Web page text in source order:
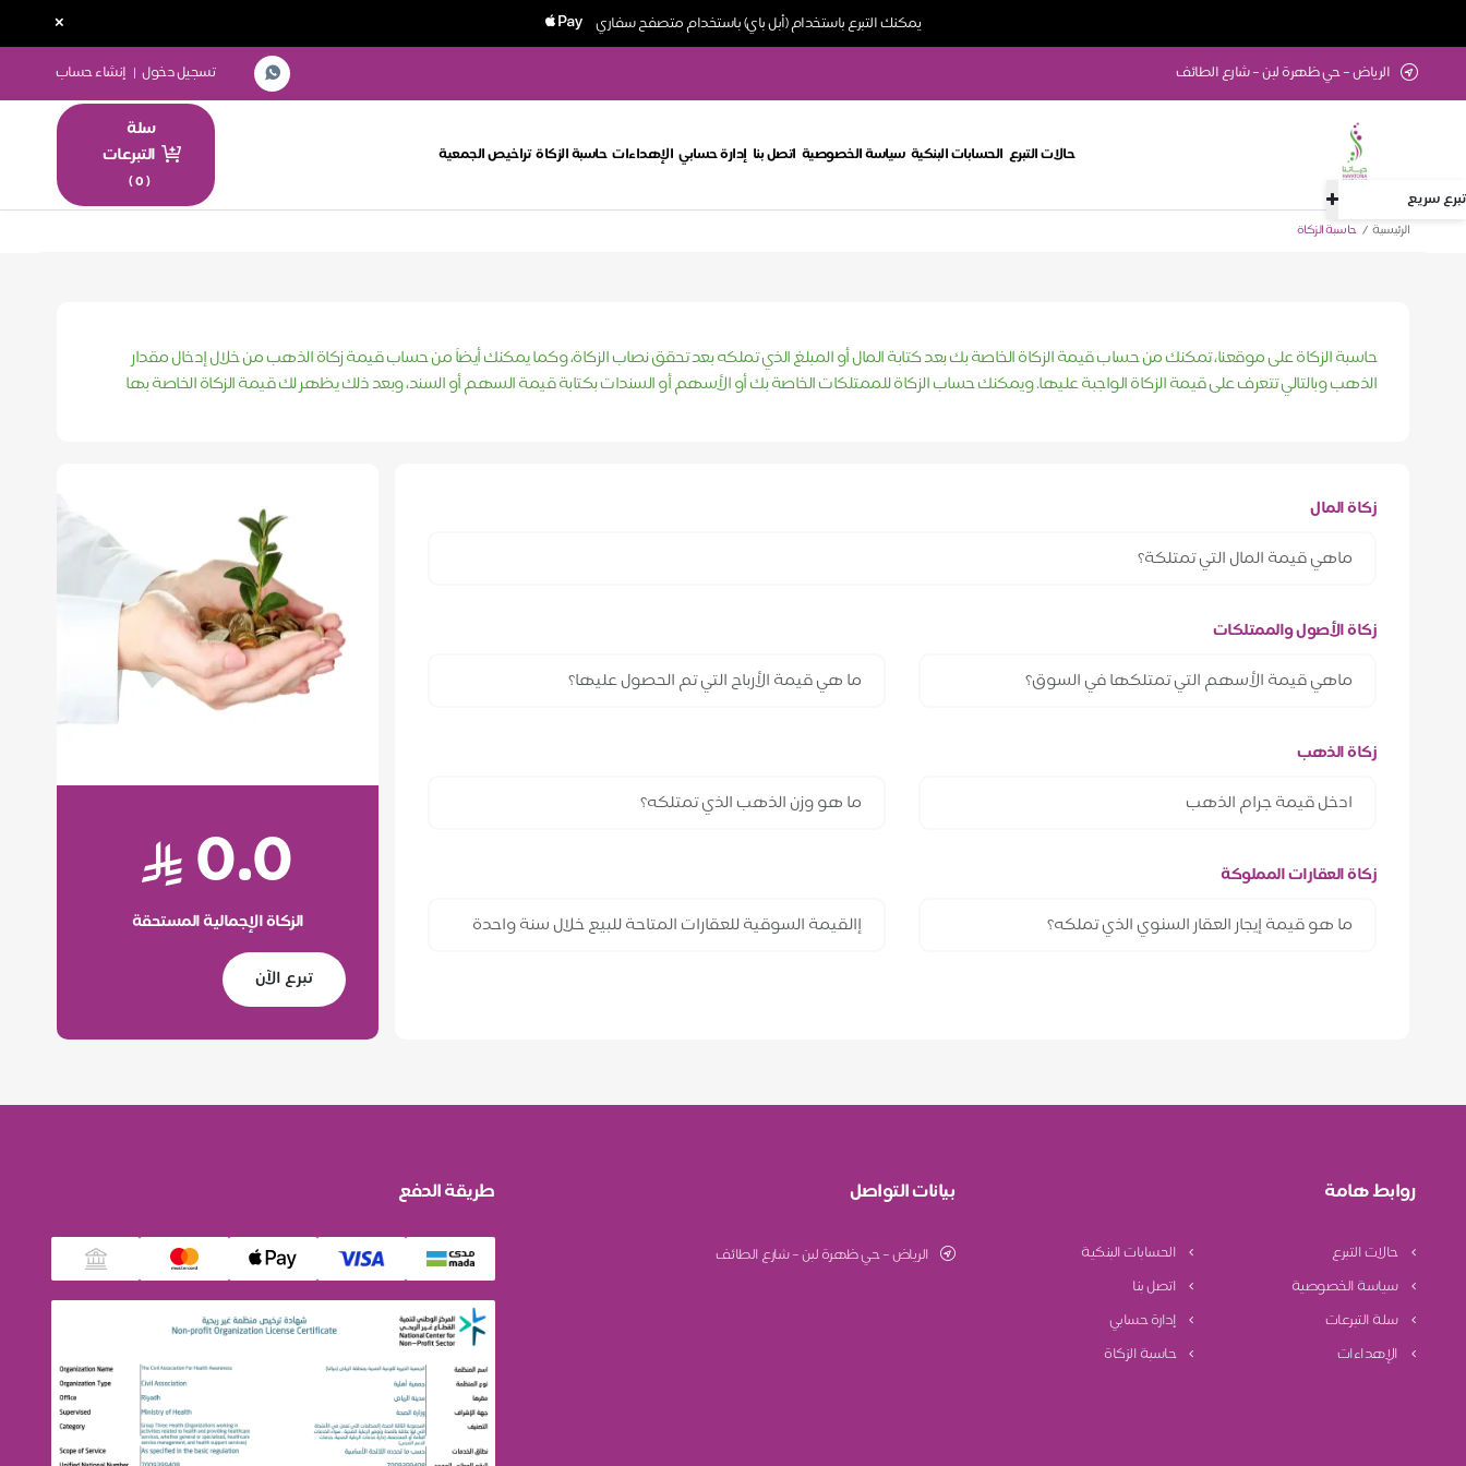
يمكنك التبرع باستخدام (أبل باي) باستخدام متصفح سفاري ×
تبرع سريع
الرياض – حي ظهرة لبن – شارع الطائف تسجيل دخول | إنشاء حساب
حالات التبرع الحسابات البنكية سياسة الخصوصية اتصل بنا إدارة حسابي الإهداءات حاسبة الزكاة تراخيص الجمعية
سلة
التبرعات
(
0
)
الرئيسية حاسبة الزكاة
حاسبة الزكاة على موقعنا، تمكنك من حساب قيمة الزكاة الخاصة بك بعد كتابة المال أو المبلغ الذي تملكه بعد تحقق نصاب الزكاة، وكما يمكنك أيضاً من حساب قيمة زكاة الذهب من خلال إدخال مقدار
الذهب وبالتالي تتعرف على قيمة الزكاة الواجبة عليها. ويمكنك حساب الزكاة للممتلكات الخاصة بك أو الأسهم أو السندات بكتابة قيمة السهم أو السند، وبعد ذلك يظهر لك قيمة الزكاة الخاصة بها
0.0
الزكاة الإجمالية المستحقة
تبرع الآن
زكاة المال
زكاة الأصول والممتلكات
زكاة الذهب
زكاة العقارات المملوكة
روابط هامة
حالات التبرع
الحسابات البنكية
سياسة الخصوصية
اتصل بنا
سلة التبرعات
إدارة حسابي
الإهداءات
حاسبة الزكاة
بيانات التواصل
الرياض – حي ظهرة لبن – شارع الطائف
طريقة الدفع